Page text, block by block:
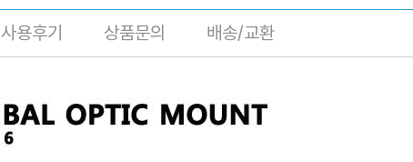
사용후기 상품문의 배송/교환